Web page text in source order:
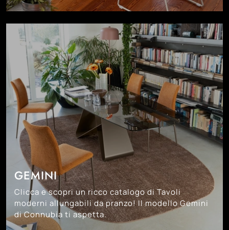
GEMINI
Clicca e scopri un ricco catalogo di Tavoli
moderni allungabili da pranzo! Il modello Gemini
di Connubia ti aspetta.